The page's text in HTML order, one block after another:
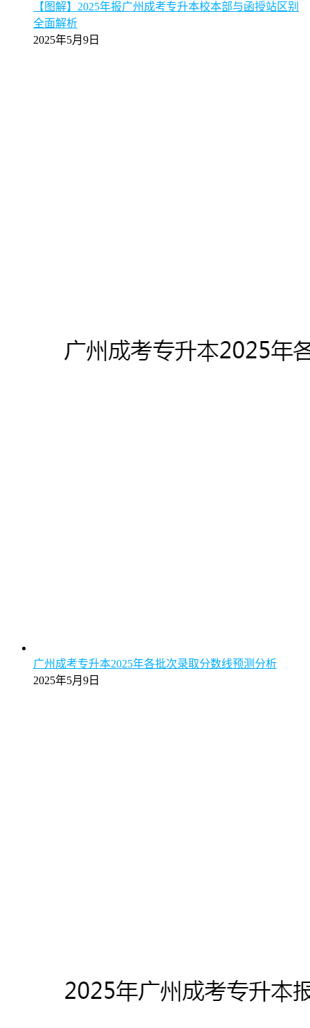
【图解】2025年报广州成考专升本校本部与函授站区别
全面解析
2025年5月9日
广州成考专升本2025年各批次录取分数线预测分析
2025年5月9日